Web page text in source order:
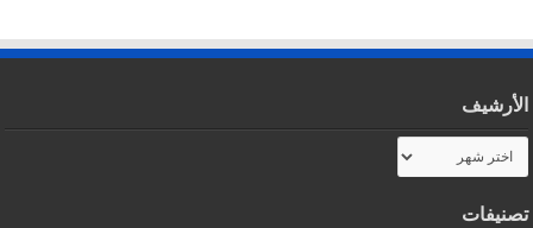
الأرشيف
الأرشيف
تصنيفات